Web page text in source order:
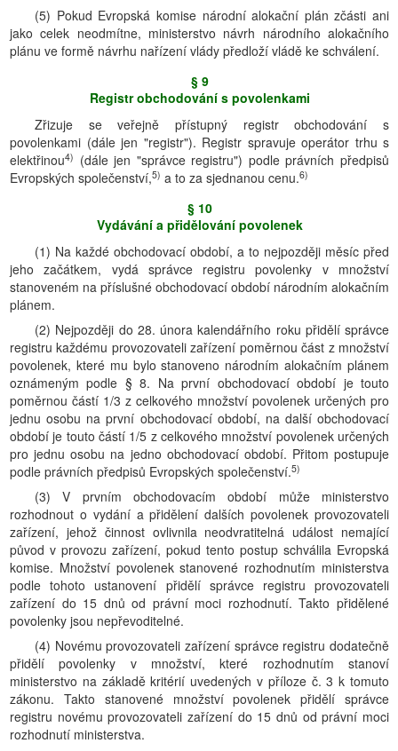
(5) Pokud Evropská komise národní alokační plán zčásti ani
jako celek neodmítne, ministerstvo návrh národního alokačního
plánu ve formě návrhu nařízení vlády předloží vládě ke schválení.
§ 9
Registr obchodování s povolenkami
Zřizuje se veřejně přístupný registr obchodování s
povolenkami (dále jen "registr"). Registr spravuje operátor trhu s
elektřinou4) (dále jen "správce registru") podle právních předpisů
Evropských společenství,5) a to za sjednanou cenu.6)
§ 10
Vydávání a přidělování povolenek
(1) Na každé obchodovací období, a to nejpozději měsíc před
jeho začátkem, vydá správce registru povolenky v množství
stanoveném na příslušné obchodovací období národním alokačním
plánem.
(2) Nejpozději do 28. února kalendářního roku přidělí správce
registru každému provozovateli zařízení poměrnou část z množství
povolenek, které mu bylo stanoveno národním alokačním plánem
oznámeným podle § 8. Na první obchodovací období je touto
poměrnou částí 1/3 z celkového množství povolenek určených pro
jednu osobu na první obchodovací období, na další obchodovací
období je touto částí 1/5 z celkového množství povolenek určených
pro jednu osobu na jedno obchodovací období. Přitom postupuje
podle právních předpisů Evropských společenství.5)
(3) V prvním obchodovacím období může ministerstvo
rozhodnout o vydání a přidělení dalších povolenek provozovateli
zařízení, jehož činnost ovlivnila neodvratitelná událost nemající
původ v provozu zařízení, pokud tento postup schválila Evropská
komise. Množství povolenek stanovené rozhodnutím ministerstva
podle tohoto ustanovení přidělí správce registru provozovateli
zařízení do 15 dnů od právní moci rozhodnutí. Takto přidělené
povolenky jsou nepřevoditelné.
(4) Novému provozovateli zařízení správce registru dodatečně
přidělí povolenky v množství, které rozhodnutím stanoví
ministerstvo na základě kritérií uvedených v příloze č. 3 k tomuto
zákonu. Takto stanovené množství povolenek přidělí správce
registru novému provozovateli zařízení do 15 dnů od právní moci
rozhodnutí ministerstva.